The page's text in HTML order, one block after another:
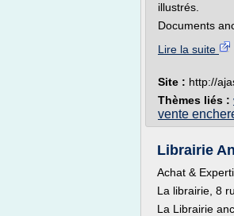
illustrés.
Documents
Lire la suite
Site : http://
Thèmes liés :
vente
Librairie
Achat &
La librairie, 8
La Librairie